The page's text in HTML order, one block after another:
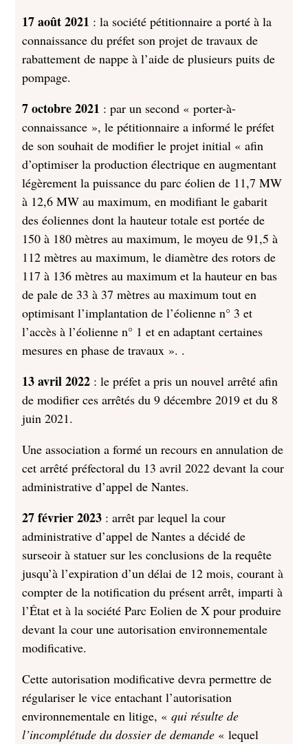
17 août 2021 : la société pétitionnaire a porté à la
connaissance du préfet son projet de travaux de
rabattement de nappe à l’aide de plusieurs puits de
pompage.
7 octobre 2021 : par un second « porter-à-
connaissance », le pétitionnaire a informé le préfet
de son souhait de modifier le projet initial « afin
d’optimiser la production électrique en augmentant
légèrement la puissance du parc éolien de 11,7 MW
à 12,6 MW au maximum, en modifiant le gabarit
des éoliennes dont la hauteur totale est portée de
150 à 180 mètres au maximum, le moyeu de 91,5 à
112 mètres au maximum, le diamètre des rotors de
117 à 136 mètres au maximum et la hauteur en bas
de pale de 33 à 37 mètres au maximum tout en
optimisant l’implantation de l’éolienne n° 3 et
l’accès à l’éolienne n° 1 et en adaptant certaines
mesures en phase de travaux ». .
13 avril 2022 : le préfet a pris un nouvel arrêté afin
de modifier ces arrêtés du 9 décembre 2019 et du 8
juin 2021.
Une association a formé un recours en annulation de
cet arrêté préfectoral du 13 avril 2022 devant la cour
administrative d’appel de Nantes.
27 février 2023 : arrêt par lequel la cour
administrative d’appel de Nantes a décidé de
surseoir à statuer sur les conclusions de la requête
jusqu’à l’expiration d’un délai de 12 mois, courant à
compter de la notification du présent arrêt, imparti à
l’État et à la société Parc Eolien de X pour produire
devant la cour une autorisation environnementale
modificative.
Cette autorisation modificative devra permettre de
régulariser le vice entachant l’autorisation
environnementale en litige, «qui résulte de
l’incomplétude du dossier de demande « lequel